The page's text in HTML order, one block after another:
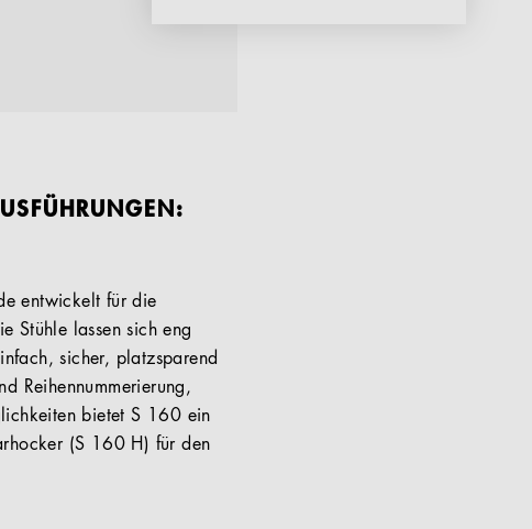
entwickelt für die
Stühle lassen sich eng
sicher, platzsparend
Reihennummerierung,
bietet S 160 ein
(S 160 H) für den